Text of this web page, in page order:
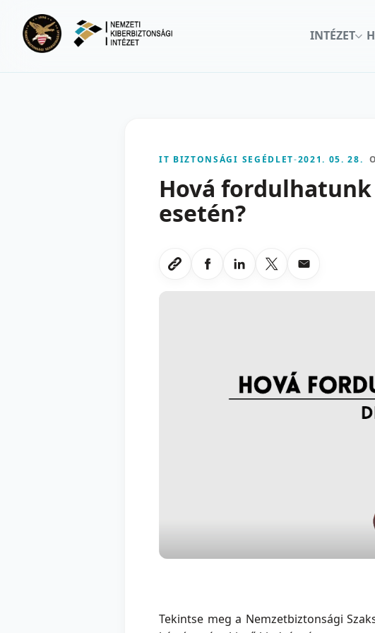
INTÉZET
IT BIZTONSÁGI SEGÉDLET-2021. 05. 28.
Hová
esetén?
Link masolasa
Megosztas Facebookon
Megosztas LinkedInen
Megosztas X-en
Megosztas
Tekintse meg a Nemzetbiztonsági